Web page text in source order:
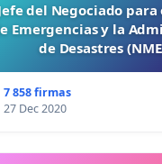
del Negociado
Emergencias y la
de Desastres
7 858 firmas
27 Dec 2020